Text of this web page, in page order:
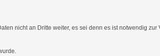
nicht an Dritte weiter, es sei denn es ist notwendig zur